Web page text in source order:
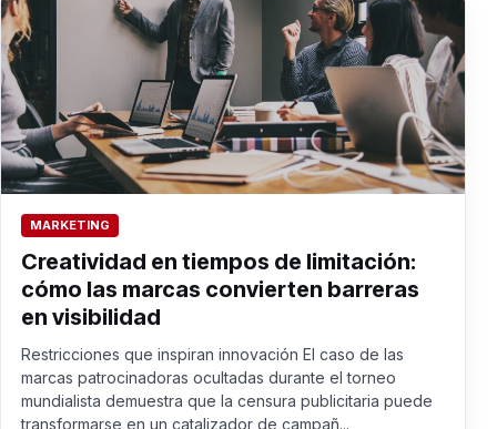
MARKETING
Creatividad en tiempos de limitación:
cómo las marcas convierten barreras
en visibilidad
Restricciones que inspiran innovación El caso de las
marcas patrocinadoras ocultadas durante el torneo
mundialista demuestra que la censura publicitaria puede
transformarse en un catalizador de campañ...